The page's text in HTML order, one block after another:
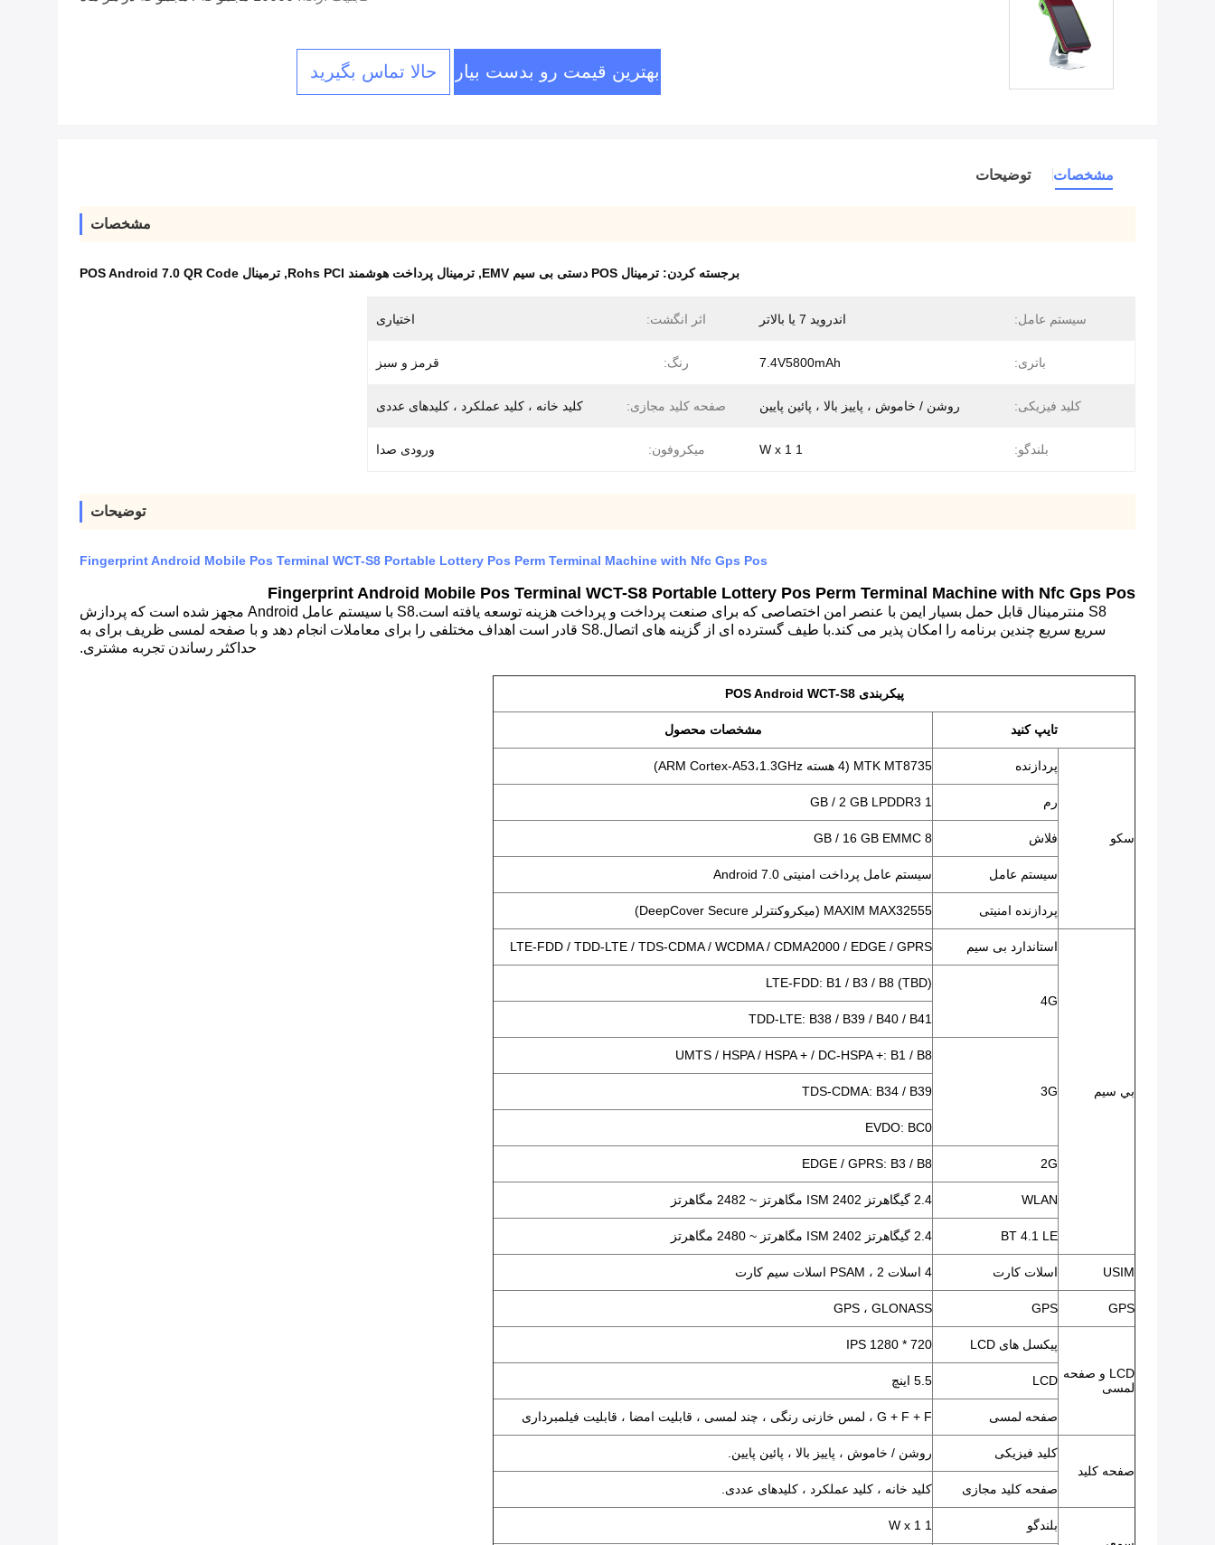
بهترین قیمت رو بدست بیار حالا تماس بگیرید
مشخصات توضیحات
مشخصات
برجسته کردن: ترمینال POS دستی بی سیم EMV , ترمینال پرداخت هوشمند Rohs PCI , ترمینال POS Android 7.0 QR Code
سیستم عامل: اندروید 7 یا بالاتر اثر انگشت: اختیاری
باتری: 7.4V5800mAh رنگ: قرمز و سبز
کلید فیزیکی: روشن / خاموش ، پاییز بالا ، پائین پایین صفحه کلید مجازی: کلید خانه ، کلید عملکرد ، کلیدهای عددی
بلندگو: 1 W x 1 میکروفون: ورودی صدا
توضیحات
Fingerprint Android Mobile Pos Terminal WCT-S8 Portable Lottery Pos Perm Terminal Machine with Nfc Gps Pos
Fingerprint Android Mobile Pos Terminal WCT-S8 Portable Lottery Pos Perm Terminal Machine with Nfc Gps Pos
S8 من
ترمینال قابل حمل بسیار ایمن با عنصر امن اختصاصی که برای صنعت پرداخت و پرداخت هزینه توسعه یافته است.S8 با سیستم عامل Android مجهز شده است که پردازش
سریع سریع چندین برنامه را امکان پذیر می کند.با طیف گسترده ای از گزینه های اتصال.S8 قادر است اهداف مختلفی را برای معاملات انجام دهد و با صفحه لمسی ظریف برای به
حداکثر رساندن تجربه مشتری.
پیکربندی POS Android WCT-S8
تایپ کنید مشخصات محصول
سکو
پردازنده MTK MT8735 (4 هسته ARM Cortex-A53،1.3GHz)
رم 1 GB / 2 GB LPDDR3
فلاش 8 GB / 16 GB EMMC
سیستم عامل سیستم عامل پرداخت امنیتی Android 7.0
پردازنده امنیتی MAXIM MAX32555 (میکروکنترلر DeepCover Secure)
بي سيم
استاندارد بی سیم LTE-FDD / TDD-LTE / TDS-CDMA / WCDMA / CDMA2000 / EDGE / GPRS
4G
LTE-FDD: B1 / B3 / B8 (TBD)
TDD-LTE: B38 / B39 / B40 / B41
3G
UMTS / HSPA / HSPA + / DC-HSPA +: B1 / B8
TDS-CDMA: B34 / B39
EVDO: BC0
2G
EDGE / GPRS: B3 / B8
WLAN 2.4 گیگاهرتز ISM 2402 مگاهرتز ~ 2482 مگاهرتز
BT 4.1 LE 2.4 گیگاهرتز ISM 2402 مگاهرتز ~ 2480 مگاهرتز
USIM اسلات کارت 4 اسلات PSAM ، 2 اسلات سیم کارت
GPS
GPS GPS ، GLONASS
LCD و صفحه
لمسی
پیکسل های LCD 720 * 1280 IPS
LCD 5.5 اینچ
صفحه لمسی G + F + F ، لمس خازنی رنگی ، چند لمسی ، قابلیت امضا ، قابلیت فیلمبرداری
صفحه کلید
کلید فیزیکی روشن / خاموش ، پاییز بالا ، پائین پایین.
صفحه کلید مجازی کلید خانه ، کلید عملکرد ، کلیدهای عددی.
بلندگو 1 W x 1